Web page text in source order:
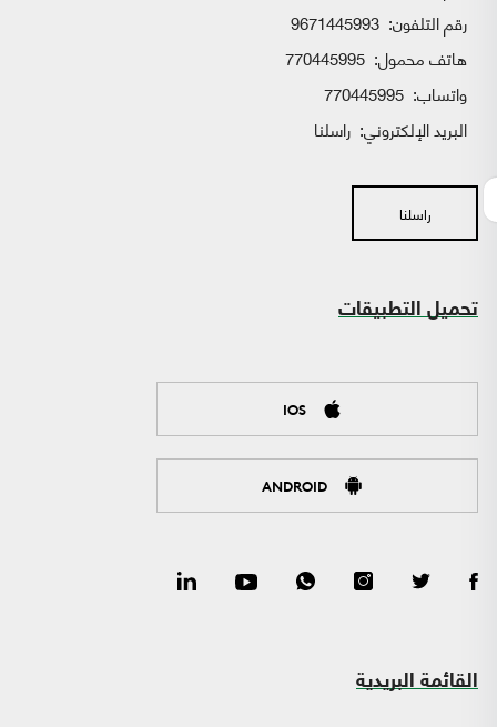
رقم التلفون: 9671445993
هاتف محمول: 770445995
واتساب:
البريد الإلكتروني: راسلنا
راسلنا
تحميل التطبيقات
IOS
ANDROID
القائمة البريدية